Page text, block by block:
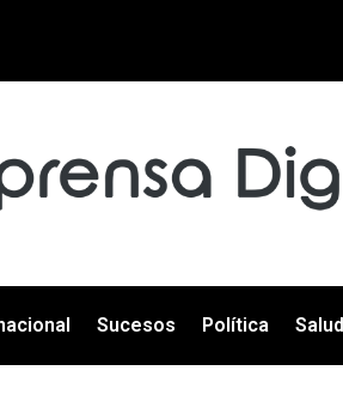
Sucesos Política Salud